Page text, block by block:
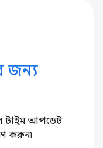
জন্য
টাইম আপডেট
করুন৷